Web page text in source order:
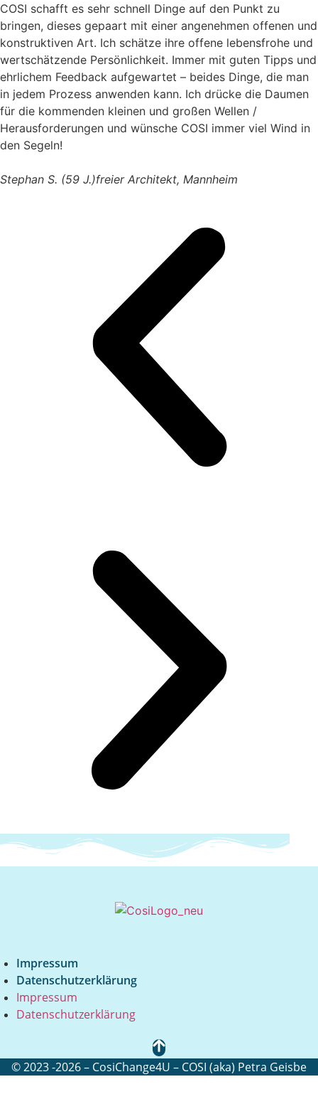
COSI schafft es sehr schnell Dinge auf den Punkt zu
bringen, dieses gepaart mit einer angenehmen offenen und
konstruktiven Art. Ich schätze ihre offene lebensfrohe und
wertschätzende Persönlichkeit. Immer mit guten Tipps und
ehrlichem Feedback aufgewartet – beides Dinge, die man
in jedem Prozess anwenden kann. Ich drücke die Daumen
für die kommenden kleinen und großen Wellen /
Herausforderungen und wünsche COSI immer viel Wind in
den Segeln!
Stephan S. (59 J.)freier Architekt, Mannheim
Impressum
Datenschutzerklärung
Impressum
Datenschutzerklärung
© 2023 -2026 – CosiChange4U – COSI (aka) Petra Geisbe